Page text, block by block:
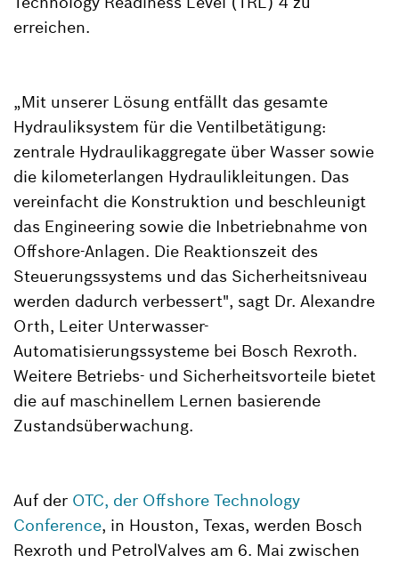
erreichen.
„Mit unserer Lösung entfällt das gesamte
Hydrauliksystem für die Ventilbetätigung:
zentrale Hydraulikaggregate über Wasser sowie
die kilometerlangen Hydraulikleitungen. Das
vereinfacht die Konstruktion und beschleunigt
das Engineering sowie die Inbetriebnahme von
Offshore-Anlagen. Die Reaktionszeit des
Steuerungssystems und das Sicherheitsniveau
werden dadurch verbessert", sagt Dr. Alexandre
Orth, Leiter Unterwasser-
Automatisierungssysteme bei Bosch Rexroth.
Weitere Betriebs- und Sicherheitsvorteile bietet
die auf maschinellem Lernen basierende
Zustandsüberwachung.
Auf der OTC, der Offshore Technology
Conference, in Houston, Texas, werden Bosch
Rexroth und PetrolValves am 6. Mai zwischen